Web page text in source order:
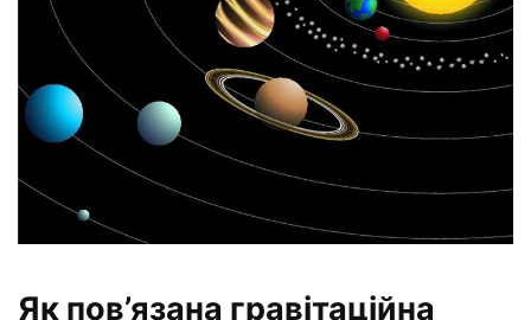
Як пов’язана гравітаційна